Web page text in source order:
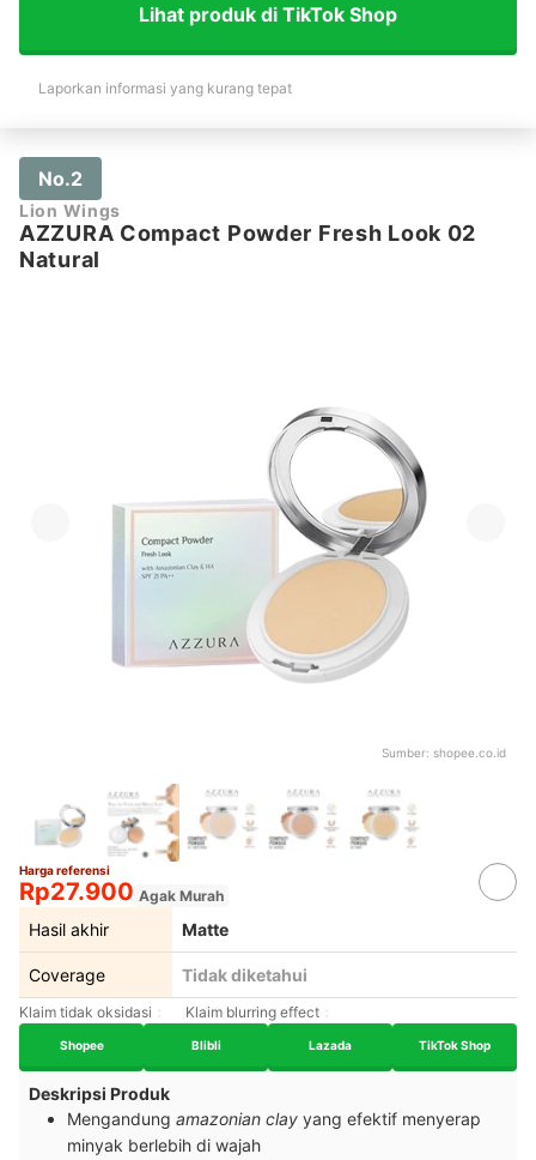
Lihat produk di TikTok Shop
Laporkan informasi yang kurang tepat
No.2
Lion Wings
AZZURA Compact Powder Fresh Look 02
Natural
Sumber: shopee.co.id
Harga referensi
Rp27.900 Agak Murah
Hasil akhir Matte
Coverage Tidak diketahui
Klaim tidak oksidasi Klaim blurring effect
Shopee Blibli Lazada TikTok Shop
Deskripsi Produk
Mengandung amazonian clay yang efektif menyerap
minyak berlebih di wajah